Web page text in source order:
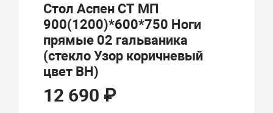
Стол Аспен СТ МП
900(1200)*600*750 Ноги
прямые 02 гальваника
(стекло Узор коричневый
цвет ВН)
12 690 ₽